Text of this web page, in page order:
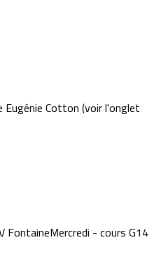
Eugénie Cotton (voir l'onglet
FontaineMercredi - cours G14